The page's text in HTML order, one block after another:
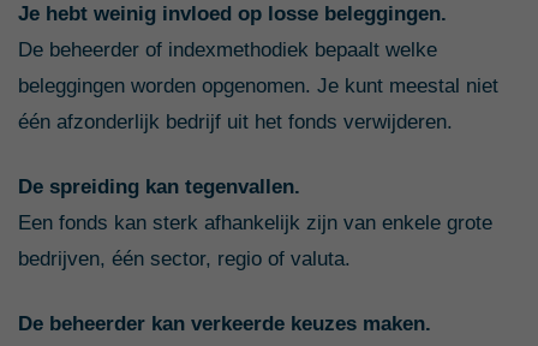
Je hebt weinig invloed op losse beleggingen.
De beheerder of indexmethodiek bepaalt welke
beleggingen worden opgenomen. Je kunt meestal niet
één afzonderlijk bedrijf uit het fonds verwijderen.
De spreiding kan tegenvallen.
Een fonds kan sterk afhankelijk zijn van enkele grote
bedrijven, één sector, regio of valuta.
De beheerder kan verkeerde keuzes maken.